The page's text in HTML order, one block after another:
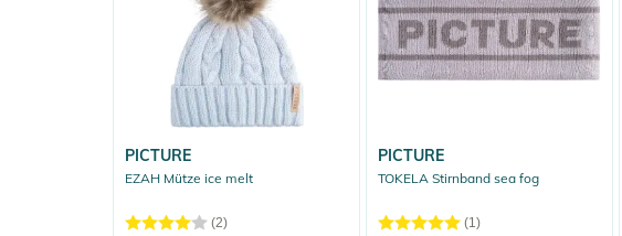
PICTURE
EZAH Mütze ice melt
(2)
PICTURE
TOKELA Stirnband sea fog
(1)